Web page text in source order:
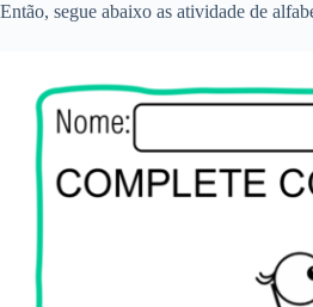
Então, segue abaixo as atividade de